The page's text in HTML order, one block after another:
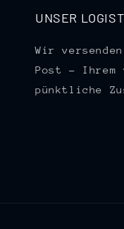
UNSER
Wir
Post – Ihrem
pünktliche